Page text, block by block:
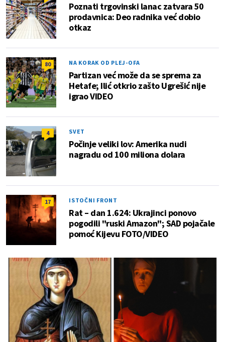
Poznati trgovinski lanac zatvara 50
prodavnica: Deo radnika već dobio
otkaz
80 NA KORAK OD PLEJ-OFA
Partizan već može da se sprema za
Hetafe; Ilić otkrio zašto Ugrešić nije
igrao VIDEO
4 SVET
Počinje veliki lov: Amerika nudi
nagradu od 100 miliona dolara
17 ISTOČNI FRONT
Rat – dan 1.624: Ukrajinci ponovo
pogodili "ruski Amazon"; SAD pojačale
pomoć Kijevu FOTO/VIDEO